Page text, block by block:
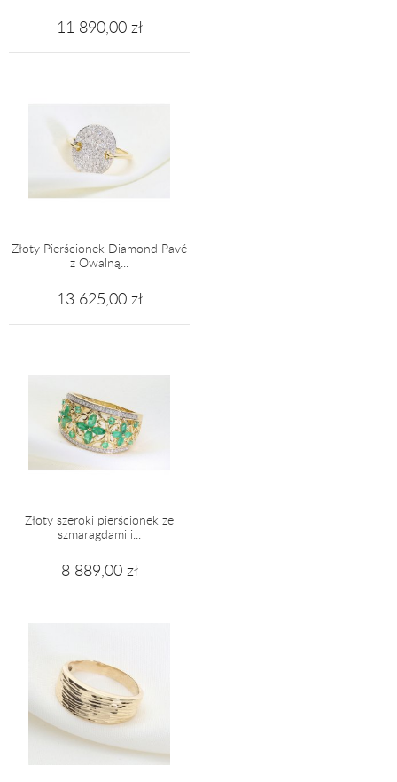
11 890,00 zł
Złoty Pierścionek Diamond Pavé
z Owalną...
13 625,00 zł
Złoty szeroki pierścionek ze
szmaragdami i...
8 889,00 zł